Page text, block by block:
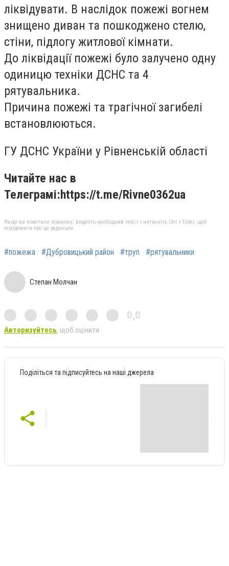
ліквідувати. В наслідок пожежі вогнем
знищено диван та пошкоджено стелю,
стіни, підлогу житлової кімнати.
До ліквідації пожежі було залучено одну
одиницю техніки ДСНС та 4
рятувальника.
Причина пожежі та трагічної загибелі
встановлюються.
ГУ ДСНС України у Рівненській області
Читайте нас в
Телеграмі:https://t.me/Rivne0362ua
Якщо ви помітили помилку, виділіть необхідний текст і натисніть Ctrl + Enter, щоб
повідомити про це редакцію
#пожежа #Дубровицький район #труп #рятувальники
Степан Молчан
0,0
Авторизуйтесь, щоб оцінити
Поділіться та підписуйтесь на наші джерела